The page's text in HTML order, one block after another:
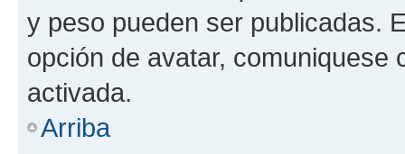
y peso pueden ser publicadas.
opción de avatar, comuniquese
activada.
Arriba